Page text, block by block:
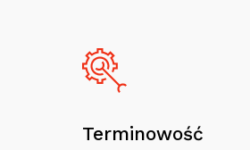
Terminowość